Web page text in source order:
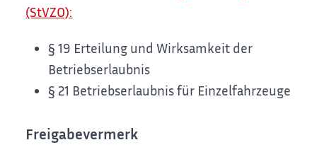
(StVZO):
§ 19 Erteilung und Wirksamkeit der
Betriebserlaubnis
§ 21 Betriebserlaubnis für Einzelfahrzeuge
Freigabevermerk